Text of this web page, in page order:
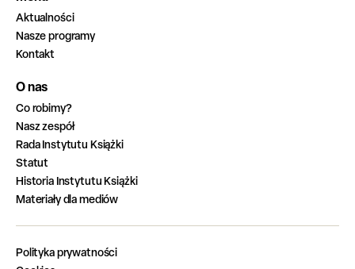
Aktualności
Nasze programy
Kontakt
O nas
Co robimy?
Nasz zespół
Rada Instytutu Książki
Statut
Historia Instytutu Książki
Materiały dla mediów
Polityka prywatności